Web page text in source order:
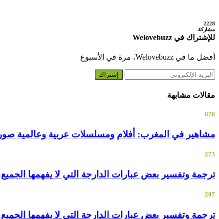
2228
مشاركة
للإشتراك في Welovebuzz
أفضل ما في Welovebuzz، مرة في الأسبوع
إشتراك
مقالات مشابهة
878
مشاهير في المغرب: أفلام ومسلسلات عربية وعالمية
273
ترجمة وتفسير بعض عبارات الدارجة التي لا يفهمها الجميع
207
ترجمة وتفسير بعض عبارات الدارجة التي لا يفهمها الجميع